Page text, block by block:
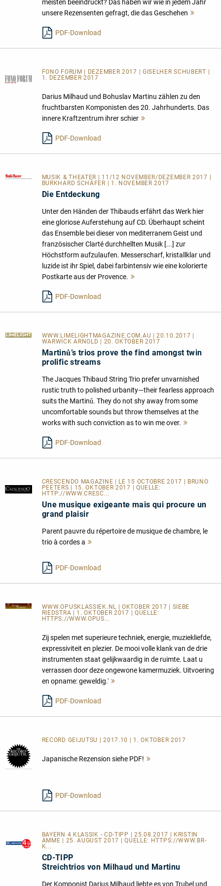
meisten beeindruckt? Das haben wir wie in jedem Jahr
unsere Rezensenten gefragt, die das Geschehen
PDF-Download
FONO FORUM | DEZEMBER 2017 | GISELHER SCHUBERT |
1. DEZEMBER 2017
Darius Milhaud und Bohuslav Martinu zählen zu den
fruchtbarsten Komponisten des 20. Jahrhunderts. Das
innere Kraftzentrum ihrer schier
PDF-Download
MUSIK & THEATER
| 11/12 NOVEMBER/DEZEMBER 2017 |
BURKHARD SCHÄFER | 1. NOVEMBER 2017
Die Entdeckung
Unter den Händen der Thibauds erfährt das Werk hier
eine gloriose Auferstehung auf CD. Überhaupt scheint
das Ensemble bei dieser von mediterranem Geist und
französischer Clarté durchhellten Musik [...] zur
Höchstform aufzulaufen. Messerscharf, kristallklar und
luzide ist ihr Spiel, dabei farbintensiv wie eine kolorierte
Postkarte aus der Provence.
PDF-Download
WWW.LIMELIGHTMAGAZINE.COM.AU
| 20.10.2017 |
WARWICK ARNOLD | 20. OKTOBER 2017
Martinů’s trios prove the find amongst twin
prolific streams
The Jacques Thibaud String Trio prefer unvarnished
rustic truth to polished urbanity—their fearless approach
suits the Martinů. They do not shy away from some
uncomfortable sounds but throw themselves at the
works with such conviction as to win me over.
PDF-Download
CRESCENDO MAGAZINE | LE 15 OCTOBRE 2017 | BRUNO
PEETERS | 15. OKTOBER 2017 | QUELLE:
HTTP://WWW.CRESC...
Une musique exigeante mais qui procure un
grand plaisir
Parent pauvre du répertoire de musique de chambre, le
trio à cordes a
PDF-Download
WWW.OPUSKLASSIEK.NL
| OKTOBER 2017 | SIEBE
RIEDSTRA | 1. OKTOBER 2017 | QUELLE:
HTTPS://WWW.OPUS...
Zij spelen met superieure techniek, energie, muziekliefde,
expressiviteit en plezier. De mooi volle klank van de drie
instrumenten staat gelijkwaardig in de ruimte. Laat u
verrassen door deze ongewone kamermuziek. Uitvoering
en opname: geweldig.'
PDF-Download
RECORD GEIJUTSU | 2017.10 | 1. OKTOBER 2017
Japanische Rezension siehe PDF!
PDF-Download
BAYERN 4 KLASSIK - CD-TIPP | 25.08.2017 | KRISTIN
AMME | 25. AUGUST 2017 | QUELLE: HTTPS://WWW.BR-
K...
CD-TIPP
Streichtrios von Milhaud und Martinu
Der Komponist Darius Milhaud liebte es von Trubel und